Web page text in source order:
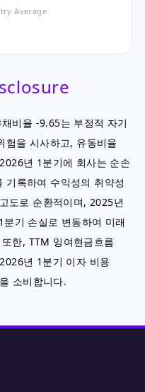
Average
비율 -9.65는 부정적 자기
험을 시사하고, 유동비율
년 1분기에 회사는 순손
록하여 수익성의 취약성
도로 순환적이며, 2025년
기 손실로 변동하여 미래
한, TTM 잉여현금흐름
년 1분기 이자 비용
소비합니다.